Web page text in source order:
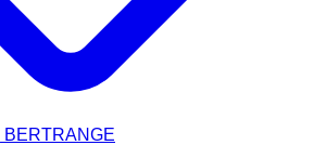
BERTRANGE